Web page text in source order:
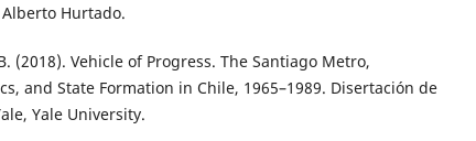
Hurtado.
(2018). Vehicle of Progress. The Santiago Metro,
and State Formation in Chile, 1965–1989. Disertación de
Yale University.